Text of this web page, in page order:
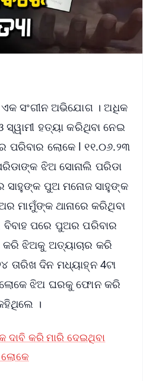
ଏକ ସଂଗୀନ ଅଭିଯୋଗ । ଅଧିକ
ହତ୍ୟା କରିଥିବା ନେଇ
ପରିବାର ଲୋକେ l ୧୧.୦୬.୨୩
ଝିଅ ସୋନାଲି ପରିଡା
ସାହୁଙ୍କ ପୁଅ ମନୋଜ ସାହୁଙ୍କ
ମାମୁଁଙ୍କ ଥାନାରେ କରିଥିବା
ପରେ ପୁଅର ପରିବାର
ଝିଅକୁ ଅତ୍ୟାଚାର କରି
ତାରିଖ ଦିନ ମଧ୍ୟାହ୍ନ 4ଟା
ଝିଅ ଘରକୁ ଫୋନ କରି
।
କରି ମାରି ଦେଇଥିବା